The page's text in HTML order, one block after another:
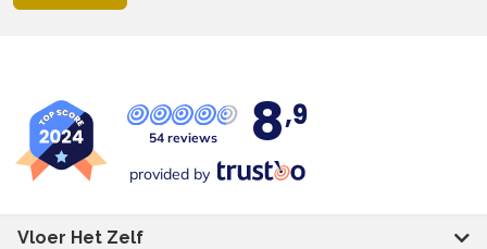
54 reviews 8,9
provided by
Vloer Het Zelf